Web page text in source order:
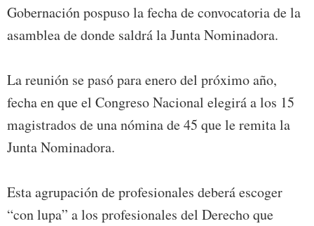
Gobernación pospuso la fecha de convocatoria de la
asamblea de donde saldrá la Junta Nominadora.
La reunión se pasó para enero del próximo año,
fecha en que el Congreso Nacional elegirá a los 15
magistrados de una nómina de 45 que le remita la
Junta Nominadora.
Esta agrupación de profesionales deberá escoger
“con lupa” a los profesionales del Derecho que